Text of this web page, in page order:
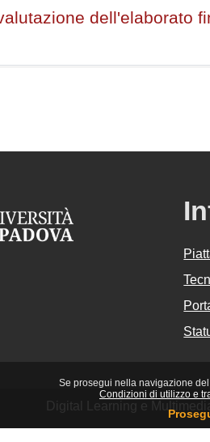
Se prosegui nella navigazione
Condizioni di utilizzo e
dell'elaborato
Digital Learning e